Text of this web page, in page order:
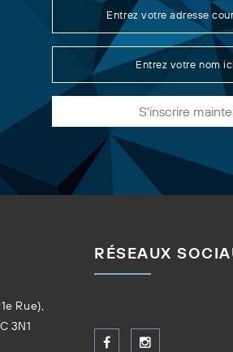
S'inscrire
Rue),
3N1
RÉSEAUX